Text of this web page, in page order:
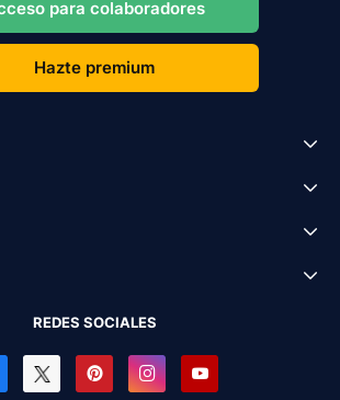
para colaboradores
Hazte premium
REDES SOCIALES